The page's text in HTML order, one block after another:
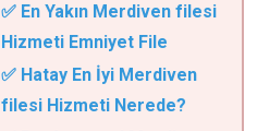
✅ En Yakın Merdiven filesi
Hizmeti Emniyet File
✅ Hatay En İyi Merdiven
filesi Hizmeti Nerede?